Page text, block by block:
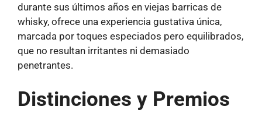
durante sus últimos años en viejas barricas de
whisky, ofrece una experiencia gustativa única,
marcada por toques especiados pero equilibrados,
que no resultan irritantes ni demasiado
penetrantes.
Distinciones y Premios